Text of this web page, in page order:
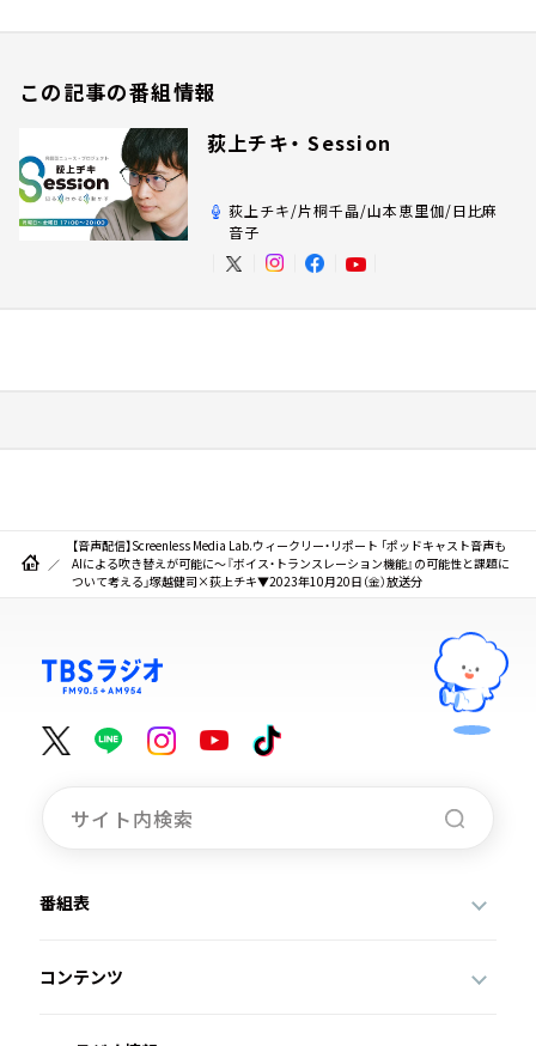
この記事の番組情報
荻上チキ・ Session
荻上チキ/片桐千晶/山本恵里伽/日比麻
音子
【音声配信】Screenless Media Lab.ウィークリー・リポート 「ポッドキャスト音声も
AIによる吹き替えが可能に～『ボイス・トランスレーション機能』の可能性と課題に
ついて考える」塚越健司×荻上チキ▼2023年10月20日（金）放送分
番組表
コンテンツ